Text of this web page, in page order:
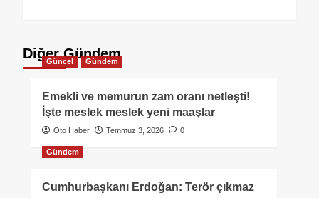
Diğer Gündem
Güncel Gündem
Emekli ve memurun zam oranı netleşti!
İşte meslek meslek yeni maaşlar
Oto Haber Temmuz 3, 2026 0
Gündem
Cumhurbaşkanı Erdoğan: Terör çıkmaz